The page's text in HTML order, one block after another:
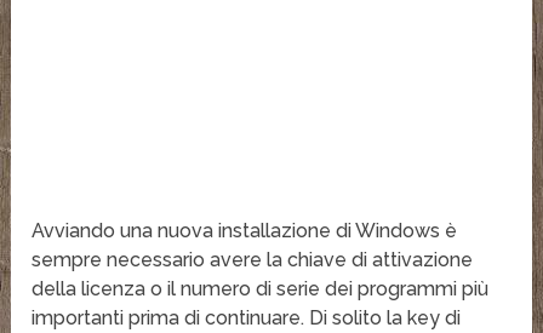
Avviando una nuova installazione di Windows è
sempre necessario avere la chiave di attivazione
della licenza o il numero di serie dei programmi più
importanti prima di continuare. Di solito la key di